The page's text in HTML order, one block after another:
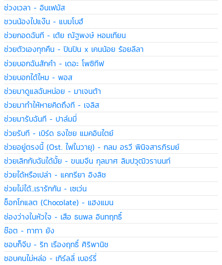
ช่วงเวลา - อินเฟมัส
ชวนน้องไปแง๊น - แบมโบฮ์
ช่วยกอดฉันที - เต้ย ณัฐพงษ์ หอมเทียน
ช่วยตัวเองทุกคืน - ปินปิน x เคนน้อย ร้อยลีลา
ช่วยบอกฉันสักคำ - เดอะ โพซิทีฟ
ช่วยบอกได้ไหม - พอส
ช่วยมาดูแลฉันหน่อย - มาเจนต้า
ช่วยมาทำให้หายคิดถึงที - เจลิส
ช่วยมารับฉันที - ปาล์มมี่
ช่วยรับที - เบิร์ด ธงไชย แมคอินไตย์
ช่วยอยู่ตรงนี้ (Ost. ไฟในวายุ) - กลม อรวี พินิจสารภิรมย์
ช่วยเลิกกับฉันได้มั้ย - ขนมจีน กุลมาศ ลิมปวุฒิวรานนท์
ช่วยได้หรือเปล่า - แคทรียา อิงลิช
ช่วยไม่ได้..เรารักกัน - เซเว่น
ช็อกโกแลต (Chocolate) - แฮงแมน
ช่องว่างในหัวใจ - เสือ ธนพล อินทฤทธิ์
ช๊อต - ทาทา ยัง
ชอบก็จีบ - ริท เรืองฤทธิ์ ศิริพานิช
ชอบคนไม่หล่อ - เกิร์ลลี่ เบอร์รี่